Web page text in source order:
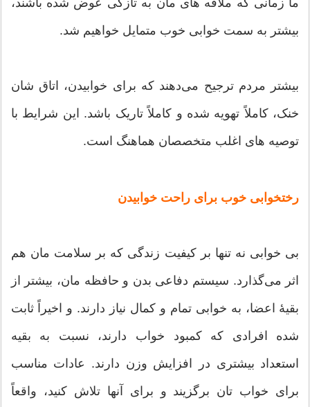
بیشتر به سمت خوابی خوب متمایل خواهیم شد.
بیشتر مردم ترجیح می‌دهند که برای خوابیدن، اتاق شان
خنک، کاملاً تهویه شده و کاملاً تاریک باشد. این شرایط با
توصیه های اغلب متخصصان هماهنگ است.
رختخوابی خوب برای راحت خوابیدن
بی خوابی نه تنها بر کیفیت زندگی که بر سلامت مان هم
اثر می‌گذارد. سیستم دفاعی بدن و حافظه مان، بیشتر از
بقیۀ اعضا، به خوابی تمام و کمال نیاز دارند. و اخیراً ثابت
شده افرادی که کمبود خواب دارند، نسبت به بقیه
استعداد بیشتری در افزایش وزن دارند. عادات مناسب
برای خواب تان برگزیند و برای آنها تلاش کنید، واقعاً